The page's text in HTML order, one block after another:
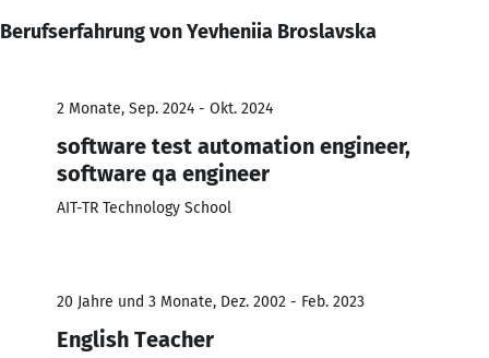
Berufserfahrung von Yevheniia Broslavska
2 Monate, Sep. 2024 - Okt. 2024
software test automation engineer,
software qa engineer
AIT-TR Technology School
20 Jahre und 3 Monate, Dez. 2002 - Feb. 2023
English Teacher